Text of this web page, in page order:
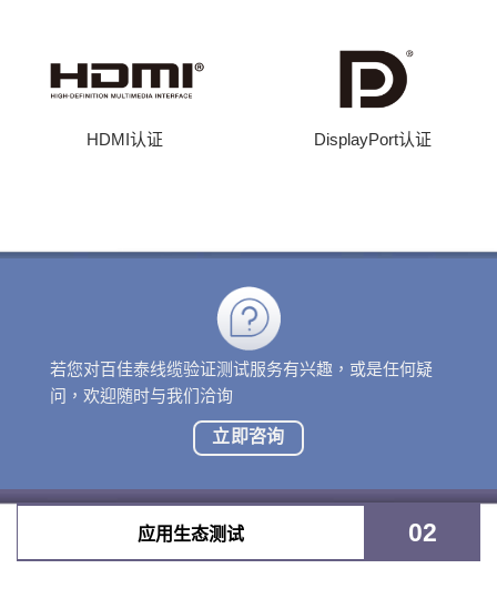
HDMI认证 DisplayPort认证
若您对百佳泰线缆验证测试服务有兴趣，或是任何疑
问，欢迎随时与我们洽询
立即咨询
应用生态测试 02